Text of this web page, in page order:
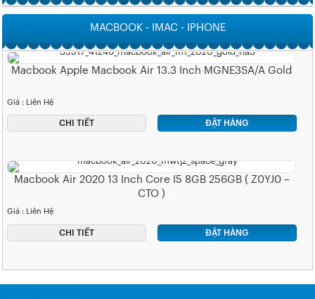
MACBOOK - IMAC - IPHONE
Macbook Apple Macbook Air 13.3 Inch MGNE3SA/A Gold
Giá : Liên Hệ
CHI TIẾT ĐẶT HÀNG
Macbook Air 2020 13 Inch Core I5 8GB 256GB ( Z0YJ0 –
CTO )
Giá : Liên Hệ
CHI TIẾT ĐẶT HÀNG